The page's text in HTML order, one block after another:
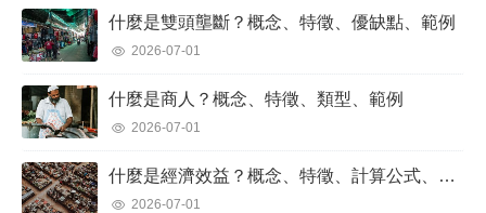
什麼是雙頭壟斷？概念、特徵、優缺點、範例
2026-07-01
什麼是商人？概念、特徵、類型、範例
2026-07-01
什麼是經濟效益？概念、特徵、計算公式、範例
2026-07-01